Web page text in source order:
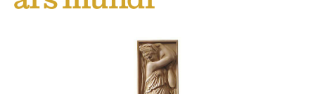
Afbeeldingengalerij overslaan